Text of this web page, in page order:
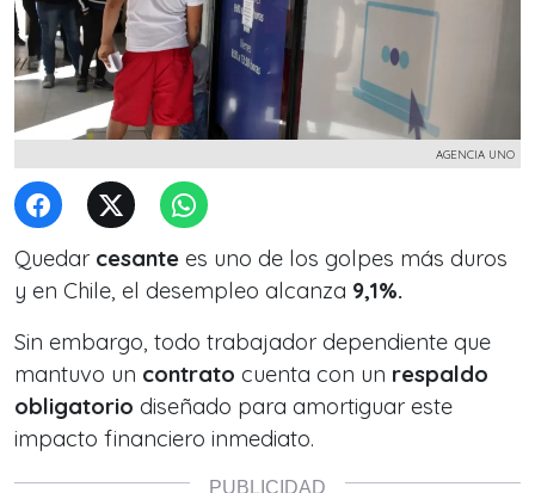
AGENCIA UNO
Quedar cesante es uno de los golpes más duros
y en Chile, el desempleo alcanza 9,1%.
Sin embargo, todo trabajador dependiente que
mantuvo un contrato cuenta con un respaldo
obligatorio diseñado para amortiguar este
impacto financiero inmediato.